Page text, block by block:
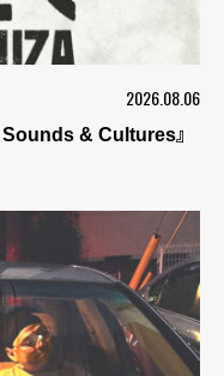
2026.08.06
& Cultures』